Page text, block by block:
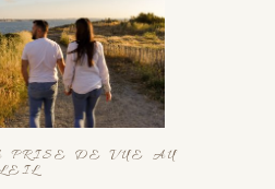
PRISE DE VUE AU